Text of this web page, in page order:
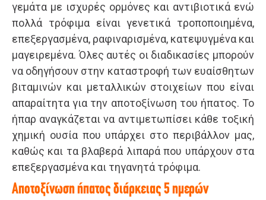
γεμάτα με ισχυρές ορμόνες και αντιβιοτικά ενώ
πολλά τρόφιμα είναι γενετικά τροποποιημένα,
επεξεργασμένα, ραφιναρισμένα, κατεψυγμένα και
μαγειρεμένα. Όλες αυτές οι διαδικασίες μπορούν
να οδηγήσουν στην καταστροφή των ευαίσθητων
βιταμινών και μεταλλικών στοιχείων που είναι
απαραίτητα για την αποτοξίνωση του ήπατος. Το
ήπαρ αναγκάζεται να αντιμετωπίσει κάθε τοξική
χημική ουσία που υπάρχει στο περιβάλλον μας,
καθώς και τα βλαβερά λιπαρά που υπάρχουν στα
επεξεργασμένα και τηγανητά τρόφιμα.
Αποτοξίνωση ήπατος διάρκειας 5 ημερών